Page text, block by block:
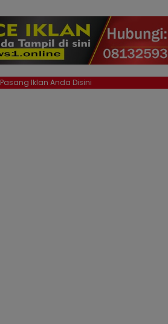
Pasang Iklan Anda Disini